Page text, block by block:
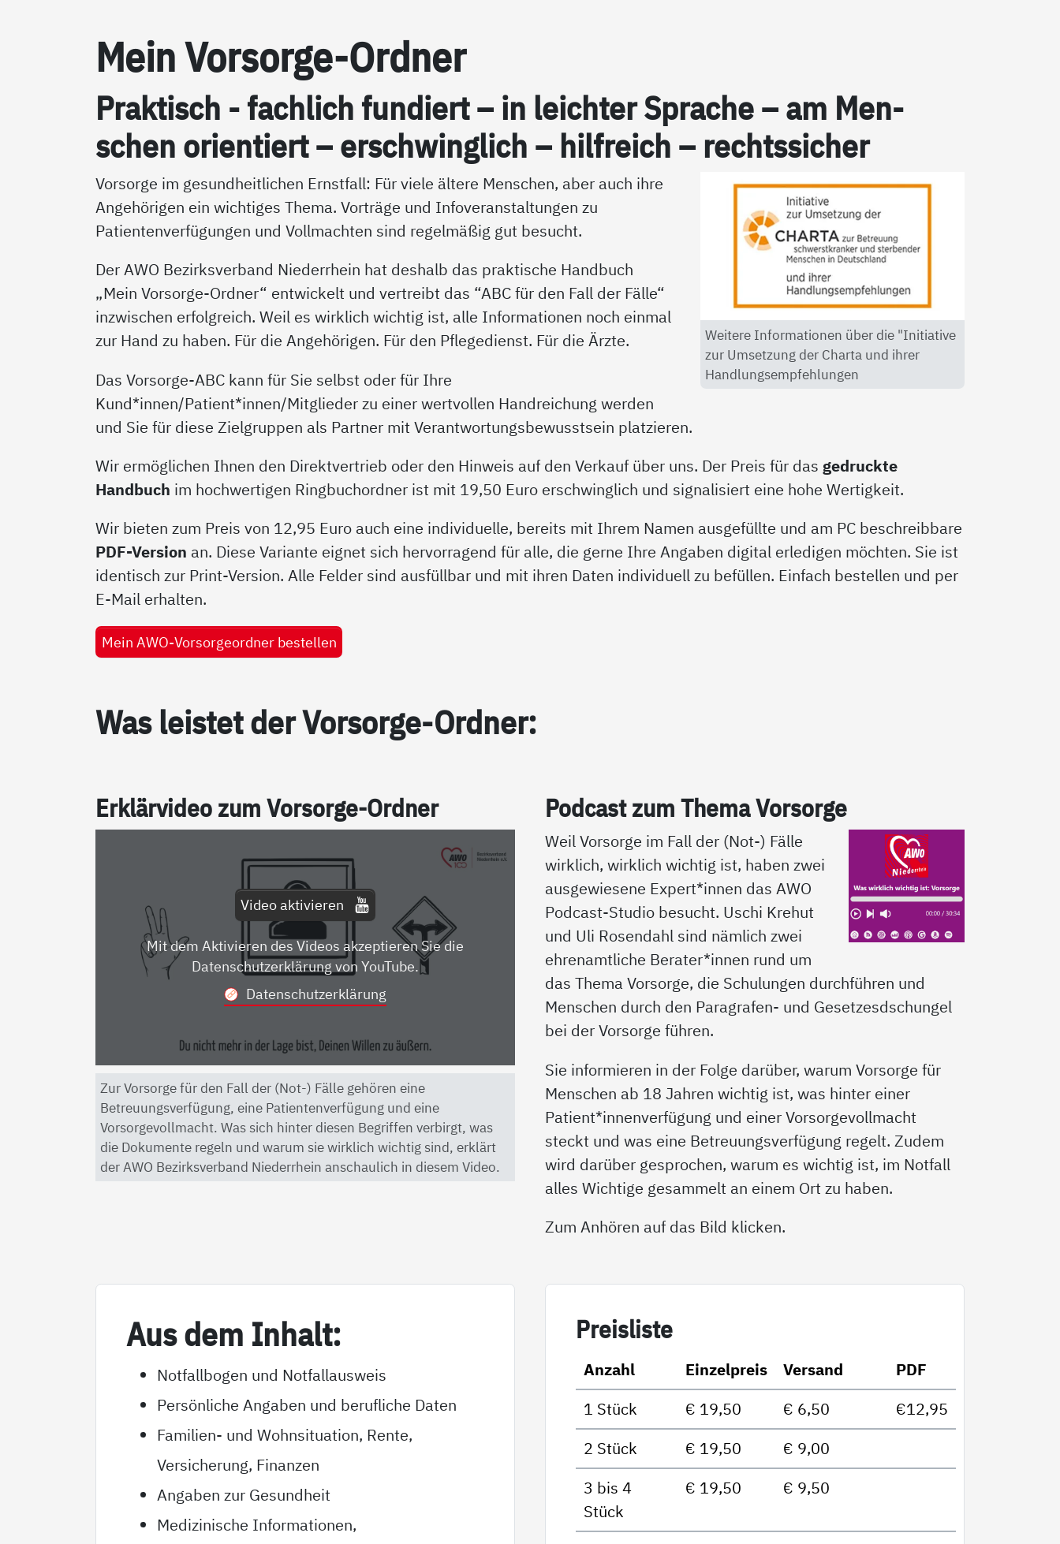
Mein Vor­sor­ge-Ord­ner
Prak­tisch - fach­lich fun­diert – in leich­ter Spra­che – am Men­
schen ori­en­tiert – er­schwing­lich – hil­f­reich – rechts­si­cher
Weitere Informationen über die "Initiative
zur Umsetzung der Charta und ihrer
Handlungsempfehlungen
Vorsorge im gesundheitlichen Ernstfall: Für viele ältere Menschen, aber auch ihre
Angehörigen ein wichtiges Thema. Vorträge und Infoveranstaltungen zu
Patientenverfügungen und Vollmachten sind regelmäßig gut besucht.
Der AWO Bezirksverband Niederrhein hat deshalb das praktische Handbuch
„Mein Vorsorge-Ordner“ entwickelt und vertreibt das “ABC für den Fall der Fälle“
inzwischen erfolgreich. Weil es wirklich wichtig ist, alle Informationen noch einmal
zur Hand zu haben. Für die Angehörigen. Für den Pflegedienst. Für die Ärzte.
Das Vorsorge-ABC kann für Sie selbst oder für Ihre
Kund*innen/Patient*innen/Mitglieder zu einer wertvollen Handreichung werden
und Sie für diese Zielgruppen als Partner mit Verantwortungsbewusstsein platzieren.
Wir ermöglichen Ihnen den Direktvertrieb oder den Hinweis auf den Verkauf über uns. Der Preis für das gedruckte
Handbuch im hochwertigen Ringbuchordner ist mit 19,50 Euro erschwinglich und signalisiert eine hohe Wertigkeit.
Wir bieten zum Preis von 12,95 Euro auch eine individuelle, bereits mit Ihrem Namen ausgefüllte und am PC beschreibbare
PDF-Version an. Diese Variante eignet sich hervorragend für alle, die gerne Ihre Angaben digital erledigen möchten. Sie ist
identisch zur Print-Version. Alle Felder sind ausfüllbar und mit ihren Daten individuell zu befüllen. Einfach bestellen und per
E-Mail erhalten.
Mein AWO-Vorsorgeordner bestellen
Was leis­tet der Vor­sor­ge-Ord­ner:
Er­klär­vi­deo zum Vor­sor­ge-Ord­ner
Video aktivieren
Mit dem Aktivieren des Videos akzeptieren Sie die
Datenschutzerklärung von YouTube.
Datenschutzerklärung
Zur Vorsorge für den Fall der (Not-) Fälle gehören eine
Betreuungsverfügung, eine Patientenverfügung und eine
Vorsorgevollmacht. Was sich hinter diesen Begriffen verbirgt, was
die Dokumente regeln und warum sie wirklich wichtig sind, erklärt
der AWO Bezirksverband Niederrhein anschaulich in diesem Video.
Pod­cast zum The­ma Vor­sor­ge
Weil Vorsorge im Fall der (Not-) Fälle
wirklich, wirklich wichtig ist, haben zwei
ausgewiesene Expert*innen das AWO
Podcast-Studio besucht. Uschi Krehut
und Uli Rosendahl sind nämlich zwei
ehrenamtliche Berater*innen rund um
das Thema Vorsorge, die Schulungen durchführen und
Menschen durch den Paragrafen- und Gesetzesdschungel
bei der Vorsorge führen.
Sie informieren in der Folge darüber, warum Vorsorge für
Menschen ab 18 Jahren wichtig ist, was hinter einer
Patient*innenverfügung und einer Vorsorgevollmacht
steckt und was eine Betreuungsverfügung regelt. Zudem
wird darüber gesprochen, warum es wichtig ist, im Notfall
alles Wichtige gesammelt an einem Ort zu haben.
Zum Anhören auf das Bild klicken.
Aus dem In­halt:
Notfallbogen und Notfallausweis
Persönliche Angaben und berufliche Daten
Familien- und Wohnsituation, Rente,
Versicherung, Finanzen
Angaben zur Gesundheit
Medizinische Informationen,
Preis­lis­te
Anzahl Einzelpreis Versand
PDF
1 Stück
€ 19,50 € 6,50
€12,95
2 Stück
€ 19,50
€ 9,00
3 bis 4
Stück
€ 19,50 € 9,50